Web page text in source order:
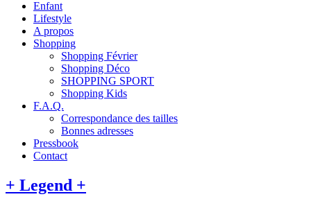
Enfant
Lifestyle
A propos
Shopping
Shopping Février
Shopping Déco
SHOPPING SPORT
Shopping Kids
F.A.Q.
Correspondance des tailles
Bonnes adresses
Pressbook
Contact
+ Legend +